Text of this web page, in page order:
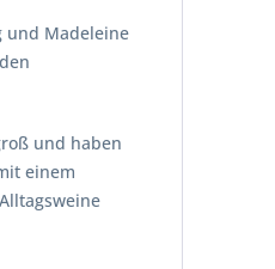
und Madeleine
und haben
einem